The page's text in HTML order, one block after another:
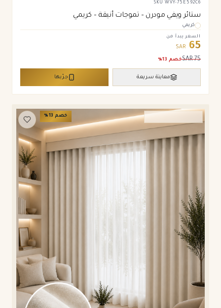
SKU WVY-75E592C6
ستائر ويفي مودرن – تموجات أنيقة – كريمي
كريمي
السعر يبدأ من
65
SAR
75
SARخصم 13
%
معاينة سريعة جرّبها
خصم 13
%